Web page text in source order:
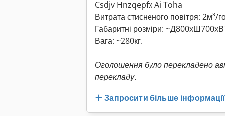
Csdjv Hnzqepfx Ai Toha
Витрата стисненого повітря: 2м³/
Габаритні розміри:
Вага: ~280кг.
Оголошення було перекладено
перекладу.
Запросити більше інформації